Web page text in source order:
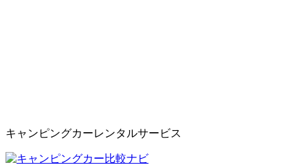
キャンピングカーレンタルサービス